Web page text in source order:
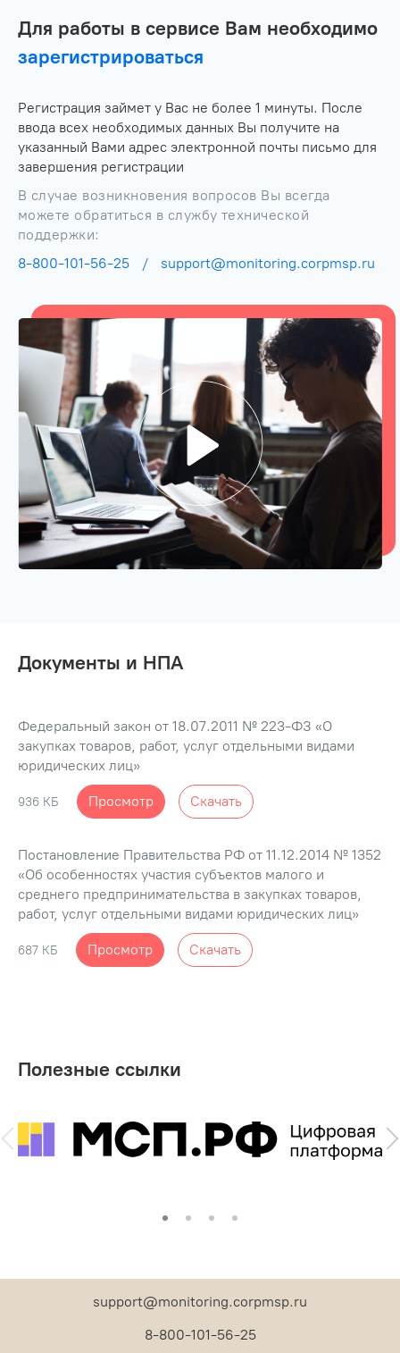
Для работы в сервисе Вам необходимо
зарегистрироваться
Регистрация займет у Вас не более 1 минуты. После
ввода всех необходимых данных Вы получите на
указанный Вами адрес электронной почты письмо для
завершения регистрации
В случае возникновения вопросов Вы всегда
можете обратиться в службу технической
поддержки:
8-800-101-56-25
/ support@monitoring.corpmsp.ru
Документы и НПА
Федеральный закон от 18.07.2011 № 223-ФЗ «О
закупках товаров, работ, услуг отдельными видами
юридических лиц»
936 КБ Просмотр Скачать
Постановление Правительства РФ от 11.12.2014 № 1352
«Об особенностях участия субъектов малого и
среднего предпринимательства в закупках товаров,
работ, услуг отдельными видами юридических лиц»
687 КБ Просмотр Скачать
Полезные ссылки
support@monitoring.corpmsp.ru
8-800-101-56-25